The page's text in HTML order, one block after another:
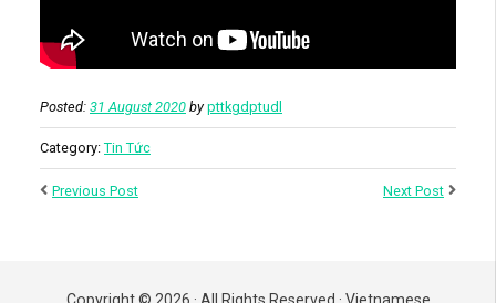
Posted: 31 August 2020 by pttkgdptudl
Category: Tin Tức
Previous Post Next Post